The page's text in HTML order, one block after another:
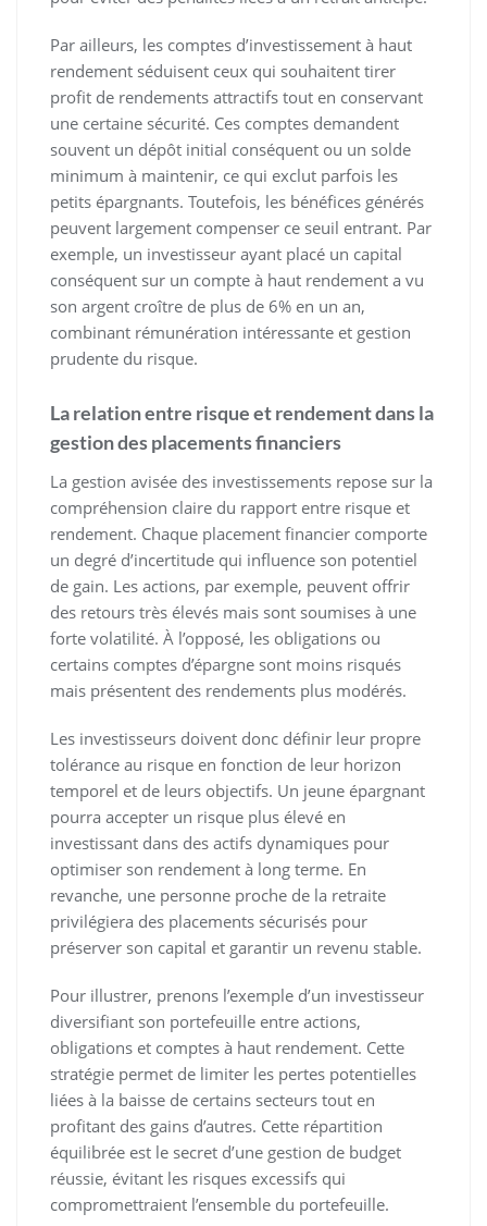
Par ailleurs, les comptes d’investissement à haut
rendement séduisent ceux qui souhaitent tirer
profit de rendements attractifs tout en conservant
une certaine sécurité. Ces comptes demandent
souvent un dépôt initial conséquent ou un solde
minimum à maintenir, ce qui exclut parfois les
petits épargnants. Toutefois, les bénéfices générés
peuvent largement compenser ce seuil entrant. Par
exemple, un investisseur ayant placé un capital
conséquent sur un compte à haut rendement a vu
son argent croître de plus de 6% en un an,
combinant rémunération intéressante et gestion
prudente du risque.
La relation entre risque et rendement dans la
gestion des placements financiers
La gestion avisée des investissements repose sur la
compréhension claire du rapport entre risque et
rendement. Chaque placement financier comporte
un degré d’incertitude qui influence son potentiel
de gain. Les actions, par exemple, peuvent offrir
des retours très élevés mais sont soumises à une
forte volatilité. À l’opposé, les obligations ou
certains comptes d’épargne sont moins risqués
mais présentent des rendements plus modérés.
Les investisseurs doivent donc définir leur propre
tolérance au risque en fonction de leur horizon
temporel et de leurs objectifs. Un jeune épargnant
pourra accepter un risque plus élevé en
investissant dans des actifs dynamiques pour
optimiser son rendement à long terme. En
revanche, une personne proche de la retraite
privilégiera des placements sécurisés pour
préserver son capital et garantir un revenu stable.
Pour illustrer, prenons l’exemple d’un investisseur
diversifiant son portefeuille entre actions,
obligations et comptes à haut rendement. Cette
stratégie permet de limiter les pertes potentielles
liées à la baisse de certains secteurs tout en
profitant des gains d’autres. Cette répartition
équilibrée est le secret d’une gestion de budget
réussie, évitant les risques excessifs qui
compromettraient l’ensemble du portefeuille.